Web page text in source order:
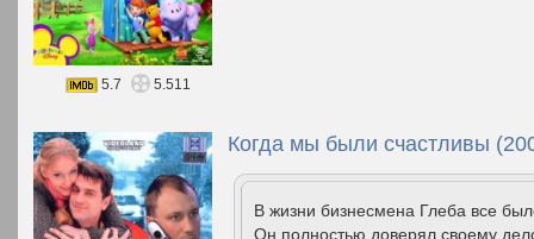
5.7 5.511
Когда мы были счастливы
В жизни бизнесмена Глеба все
Он полностью доверял своему